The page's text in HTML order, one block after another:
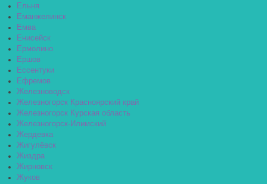
Ельня
Еманжелинск
Емва
Енисейск
Ермолино
Ершов
Ессентуки
Ефремов
Железноводск
Железногорск Красноярский край
Железногорск Курская область
Железногорск-Илимский
Жердевка
Жигулёвск
Жиздра
Жирновск
Жуков